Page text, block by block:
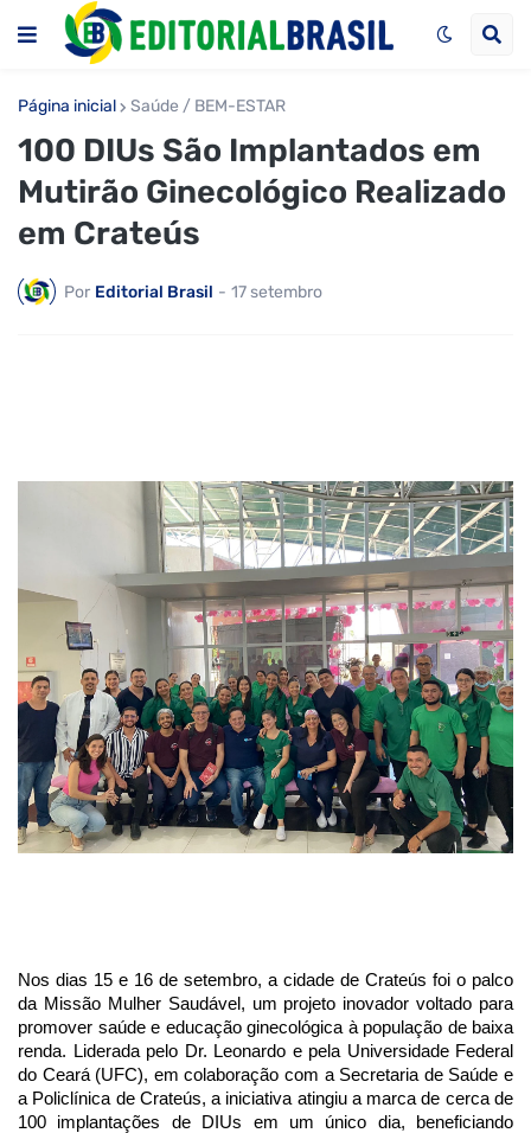
Página inicial Saúde / BEM-ESTAR
100 DIUs São Implantados em
Mutirão Ginecológico Realizado
em Crateús
Por Editorial Brasil - 17 setembro
Nos dias 15 e 16 de setembro, a cidade de Crateús foi o palco
da Missão Mulher Saudável, um projeto inovador voltado para
promover saúde e educação ginecológica à população de baixa
renda. Liderada pelo Dr. Leonardo e pela Universidade Federal
do Ceará (UFC), em colaboração com a Secretaria de Saúde e
a Policlínica de Crateús, a iniciativa atingiu a marca de cerca de
100 implantações de DIUs em um único dia, beneficiando